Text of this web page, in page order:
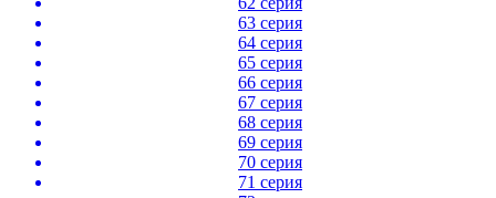
63 серия
64 серия
65 серия
66 серия
67 серия
68 серия
69 серия
70 серия
71 серия